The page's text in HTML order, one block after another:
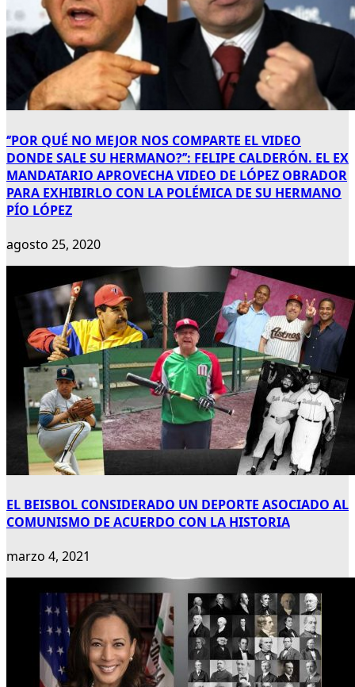
‘’POR QUÉ NO MEJOR NOS COMPARTE EL VIDEO
DONDE SALE SU HERMANO?’’: FELIPE CALDERÓN. EL EX
MANDATARIO APROVECHA VIDEO DE LÓPEZ OBRADOR
PARA EXHIBIRLO CON LA POLÉMICA DE SU HERMANO
PÍO LÓPEZ
agosto 25, 2020
EL BEISBOL CONSIDERADO UN DEPORTE ASOCIADO AL
COMUNISMO DE ACUERDO CON LA HISTORIA
marzo 4, 2021